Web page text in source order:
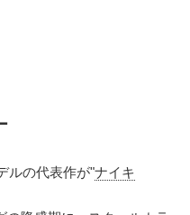
ルの代表作が"ナイキ